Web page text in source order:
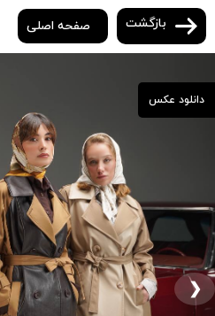
بازگشت صفحه اصلی
دانلود عکس
❯